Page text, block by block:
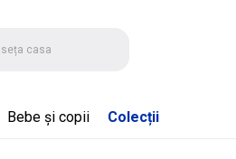
Bebe și copii Colecții